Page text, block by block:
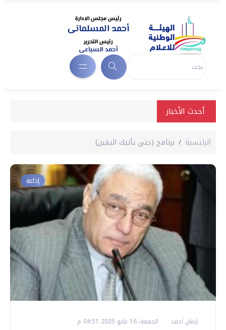
أحدث الأخبار
الرئيسية برنامج (حتي يأتيك اليقين)
إذاعة
إيمان أحمد الجمعة، 16 مايو 2025 04:51 م